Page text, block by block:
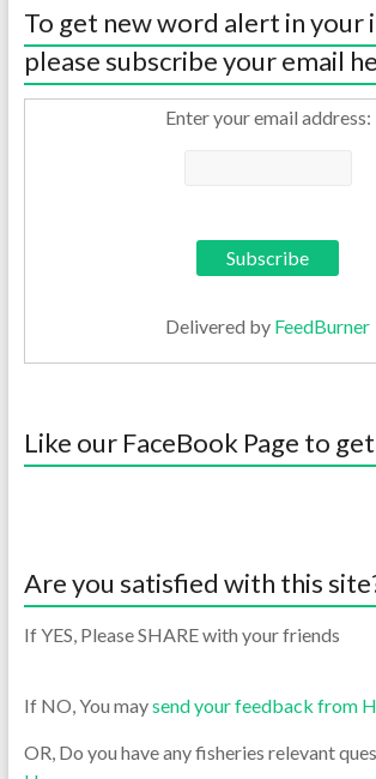
To get new word alert in your
please subscribe your email
Enter your email address:
Delivered by FeedBurner
Like our FaceBook Page to
Are you satisfied with this
If YES, Please SHARE with your friends
If NO, You maysend your feedback from
OR, Do you have any fisheries relevant